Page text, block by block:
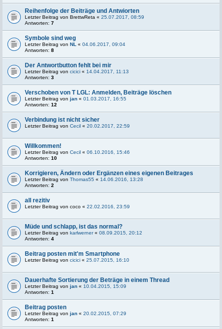
Reihenfolge der Beiträge und Antwiorten
Letzter Beitrag von BrettwReta « 25.07.2017, 08:59
Antworten: 7
Symbole sind weg
Letzter Beitrag von NL « 04.06.2017, 09:04
Antworten: 8
Der Antwortbutton fehlt bei mir
Letzter Beitrag von cicici « 14.04.2017, 11:13
Antworten: 3
Verschoben von T LGL: Anmelden, Beiträge löschen
Letzter Beitrag von jan « 01.03.2017, 16:55
Antworten: 12
Verbindung ist nicht sicher
Letzter Beitrag von Cecil « 20.02.2017, 22:59
Willkommen!
Letzter Beitrag von Cecil « 06.10.2016, 15:46
Antworten: 10
Korrigieren, Ändern oder Ergänzen eines eigenen Beitrages
Letzter Beitrag von Thomas55 « 14.06.2016, 13:28
Antworten: 2
all rezitiv
Letzter Beitrag von coco « 22.02.2016, 23:59
Müde und schlapp, ist das normal?
Letzter Beitrag von karlwerner« 08.09.2015, 20:12
Antworten: 4
Beitrag posten mit'm Smartphone
Letzter Beitrag von cicici « 25.07.2015, 16:10
Dauerhafte Sortierung der Beträge in einem Thread
Letzter Beitrag von jan « 10.04.2015, 15:09
Antworten: 1
Beitrag posten
Letzter Beitrag von jan « 20.02.2015, 07:29
Antworten: 1